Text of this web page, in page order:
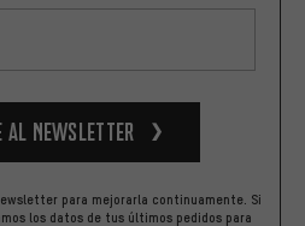
al newsletter
para mejorarla continuamente. Si
los datos de tus últimos pedidos para